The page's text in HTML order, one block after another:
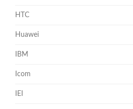
HTC
Huawei
IBM
Icom
IEI